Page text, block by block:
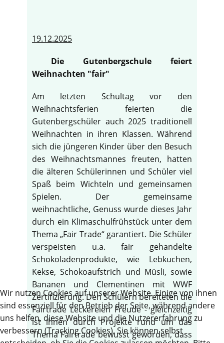
19.12.2025
Die Gutenbergschule feiert
Weihnachten "fair"
Am letzten Schultag vor den
Weihnachtsferien feierten die
Gutenbergschüler auch 2025 traditionell
Weihnachten in ihren Klassen. Während
sich die jüngeren Kinder über den Besuch
des Weihnachtsmannes freuten, hatten
die älteren Schülerinnen und Schüler viel
Spaß beim Wichteln und gemeinsamen
Spielen. Der gemeinsame
weihnachtliche, Genuss wurde dieses Jahr
durch ein Klimaschulfrühstück unter dem
Thema „Fair Trade“ garantiert. Die Schüler
verspeisten u.a. fair gehandelte
Schokoladenprodukte, wie Lebkuchen,
Kekse, Schokoaufstrich und Müsli, sowie
Bananen und Clementinen mit WWF
Zertifizierung. Den Schülern bereiteten die
Fairtrade Leckereien Freude - gleichzeitig
ist ihnen durch Projekte rund um das
Thema Fairtrade bewusst geworden, dass
Wir nutzen Cookies auf unserer Website. Einige von ihnen
sind essenziell für den Betrieb der Seite, während andere
uns helfen, diese Website und die Nutzererfahrung zu
verbessern (Tracking Cookies). Sie können selbst